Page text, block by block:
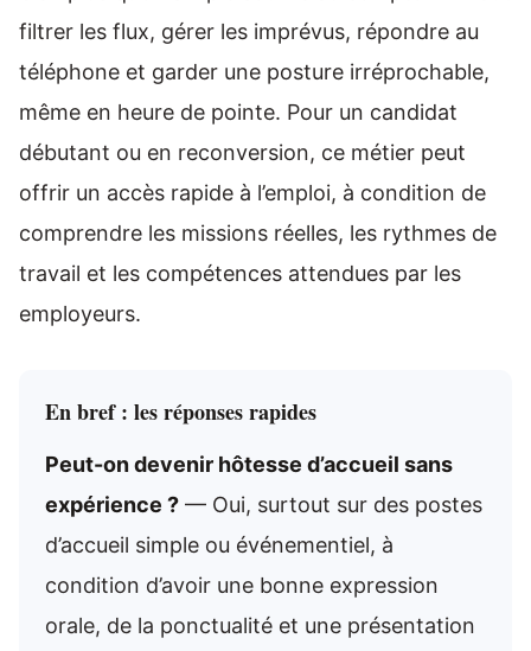
filtrer les flux, gérer les imprévus, répondre au
téléphone et garder une posture irréprochable,
même en heure de pointe. Pour un candidat
débutant ou en reconversion, ce métier peut
offrir un accès rapide à l’emploi, à condition de
comprendre les missions réelles, les rythmes de
travail et les compétences attendues par les
employeurs.
En bref : les réponses rapides
Peut-on devenir hôtesse d’accueil sans
expérience ? — Oui, surtout sur des postes
d’accueil simple ou événementiel, à
condition d’avoir une bonne expression
orale, de la ponctualité et une présentation